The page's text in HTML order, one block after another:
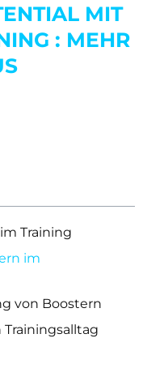
MIT
: MEHR
Training
im
von Boostern